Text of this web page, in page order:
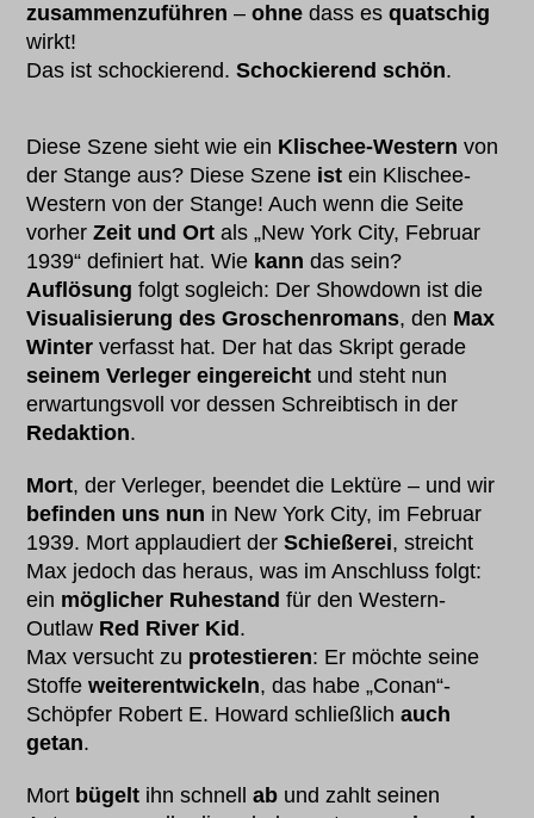
zusammenzuführen –ohne dass esquatschig
wirkt!
Das ist schockierend.Schockierend schön.
Diese Szene sieht wie ein Klischee-Western von
der Stange aus? Diese Szene ist ein Klischee-
Western von der Stange! Auch wenn die Seite
vorherZeit und Ort als „New York City, Februar
1939“ definiert hat. Wie kann das sein?
Auflösung folgt sogleich: Der Showdown ist die
Visualisierung des Groschenromans, den Max
Winter verfasst hat. Der hat das Skript gerade
seinem Verleger eingereicht und steht nun
erwartungsvoll vor dessen Schreibtisch in der
Redaktion.
Mort, der Verleger, beendet die Lektüre – und wir
befinden uns nun in New York City, im Februar
1939. Mort applaudiert derSchießerei, streicht
Max jedoch das heraus, was im Anschluss folgt:
ein möglicher Ruhestand für den Western-
Outlaw Red River Kid .
Max versucht zu protestieren: Er möchte seine
Stoffeweiterentwickeln, das habe „Conan“-
Schöpfer Robert E. Howard schließlichauch
getan.
Mort bügelt ihn schnellab und zahlt seinen